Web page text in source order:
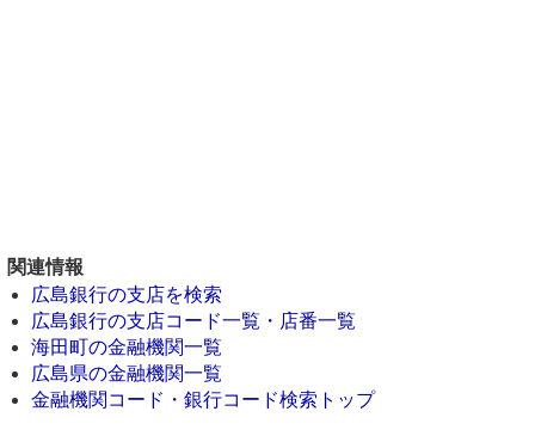
関連情報
広島銀行の支店を検索
広島銀行の支店コード一覧・店番一覧
海田町の金融機関一覧
広島県の金融機関一覧
金融機関コード・銀行コード検索トップ